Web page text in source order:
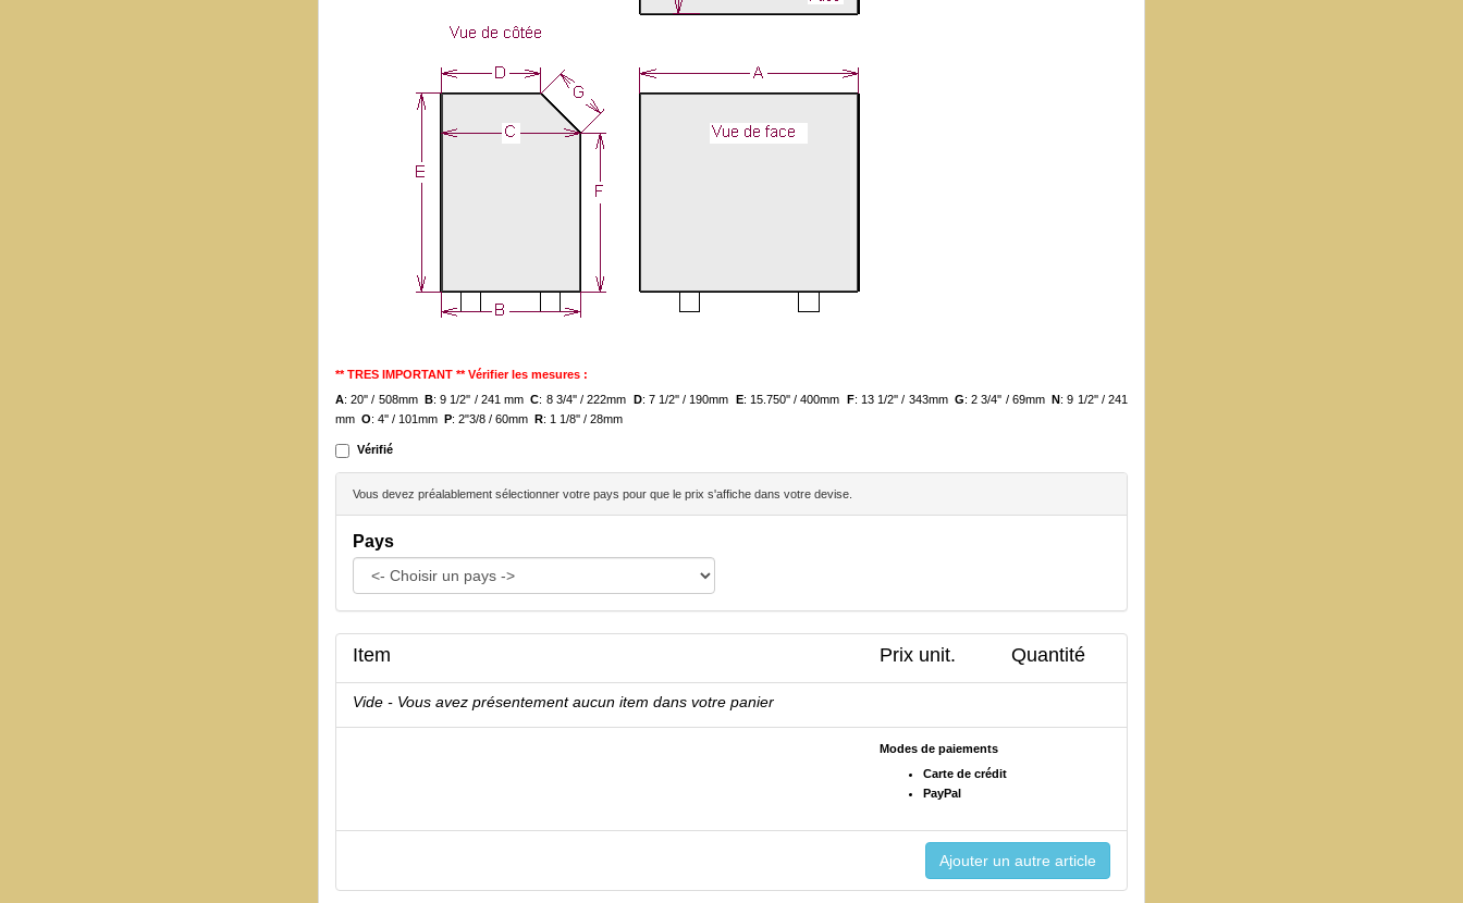
** TRES IMPORTANT ** Vérifier les mesures :
A: 20'' / 508mm B: 9 1/2'' / 241 mmC: 8 3/4'' / 222mm D: 7 1/2'' / 190mm E: 15.750'' / 400mm F: 13 1/2'' / 343mmG: 2 3/4'' / 69mmN: 9 1/2'' / 241
mm O: 4'' / 101mm P: 2"3/8 / 60mm R: 1 1/8'' / 28mm
Vérifié
Vous devez préalablement sélectionner votre pays pour que le prix s'affiche dans votre devise.
Pays
Item Prix unit. Quantité
Vide - Vous avez présentement aucun item dans votre panier
Modes de paiements
Carte de crédit
PayPal